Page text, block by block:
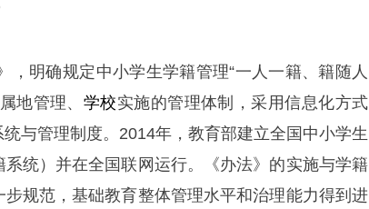
，明确规定中小学生学籍管理“一人一籍、籍随人
地管理、 学校实施的管理体制，采用信息化方式
与管理制度。2014年，教育部建立全国中小学生
统）并在全国联网运行。《办法》的实施与学籍
规范，基础教育整体管理水平和治理能力得到进